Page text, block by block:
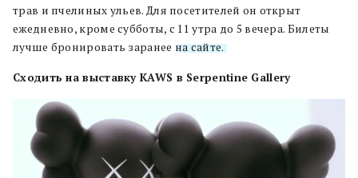
трав и пчелиных ульев. Для посетителей он открыт
ежедневно, кроме субботы, с 11 утра до 5 вечера. Билеты
лучше бронировать заранее на сайте.
Сходить на выставку KAWS в Serpentine Gallery